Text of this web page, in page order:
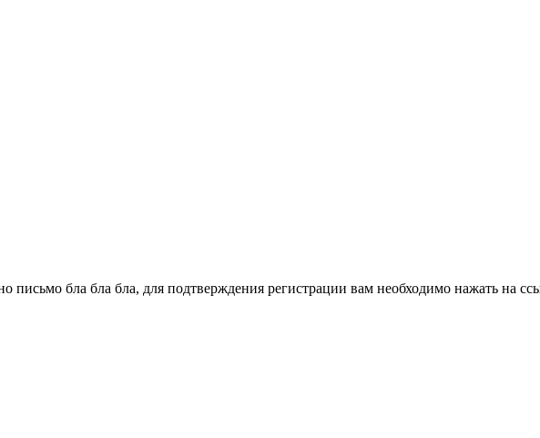
письмо бла бла бла, для подтверждения регистрации вам необходимо нажать на